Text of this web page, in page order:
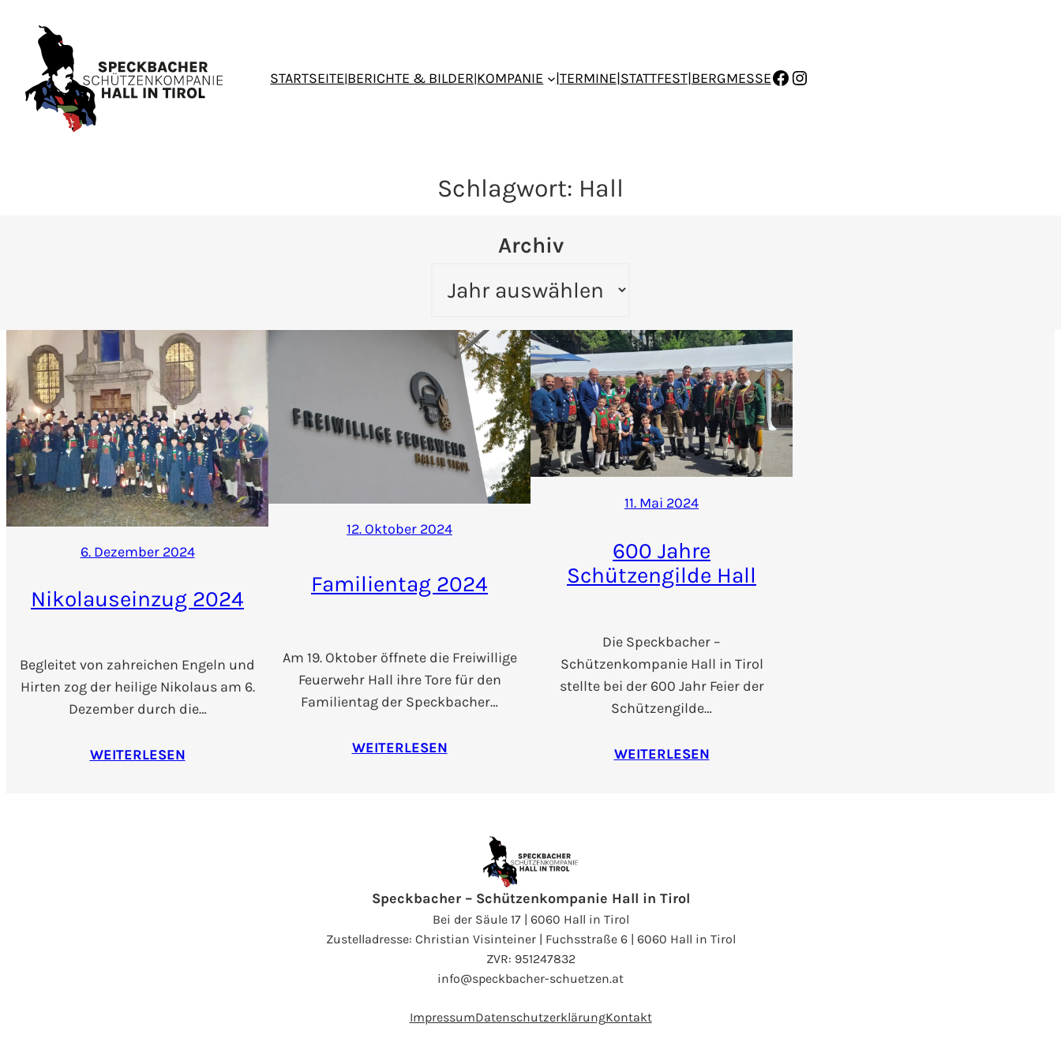
STARTSEITE|BERICHTE & BILDER|KOMPANIE |TERMINE|STATTFEST|BERGMESSEFACEBOOK
INSTAGRAM
Schlagwort: Hall
Archiv
6. Dezember 2024
Nikolauseinzug 2024
Begleitet von zahreichen Engeln und
Hirten zog der heilige Nikolaus am 6.
Dezember durch die…
WEITERLESEN
12. Oktober 2024
Familientag 2024
Am 19. Oktober öffnete die Freiwillige
Feuerwehr Hall ihre Tore für den
Familientag der Speckbacher…
WEITERLESEN
11. Mai 2024
600 Jahre
Schützengilde Hall
Die Speckbacher –
Schützenkompanie Hall in Tirol
stellte bei der 600 Jahr Feier der
Schützengilde…
WEITERLESEN
Speckbacher – Schützenkompanie Hall in Tirol
Bei der Säule 17 | 6060 Hall in Tirol
Zustelladresse: Christian Visinteiner | Fuchsstraße 6 | 6060 Hall in Tirol
ZVR: 951247832
info@speckbacher-schuetzen.at
ImpressumDatenschutzerklärungKontakt